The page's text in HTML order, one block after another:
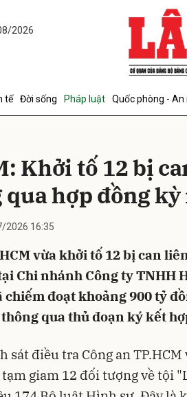
2026
tế Đời sống Pháp luật Quốc phòng - An
Khởi tố 12 bị
qua hợp đồng
2026 16:35
vừa khởi tố 12 bị can
Chi nhánh Công ty TNHH
chiếm đoạt khoảng 900 tỷ
qua thủ đoạn ký kết
sát điều tra Công an
giam 12 đối tượng về tội
Gửi bình luận